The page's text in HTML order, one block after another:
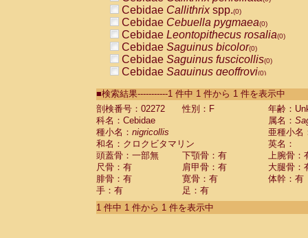
Cebidae Callithrixspp.(0)
Cebidae Cebuella pygmaea(0)
Cebidae Leontopithecus rosalia(0)
Cebidae Saguinus bicolor(0)
Cebidae Saguinus fuscicollis(0)
Cebidae Saguinus geoffroyi(0)
CebidaeSaguinus labiatus(0)
Cebidae Saguinus leucopus (0)
Cebidae
CebidaeSaguinus mystax
CebidaeSaguinus nigricollis (1)
Cebidae Saguinus oedipus
Cebidae Saguinus weddelli
Cebidae Saguinusspp.
Cebidae Aotus trivirgatus
Cebidae Cebus albifrons
■検索結果-----------1 件中 1 件から 1 件を表示中
剖検番号：02272
性別：F
年齢：
科名：Cebidae
属名：
種小名： nigricollis
亜種小名
和名：クロクビタマリン
英名：
頭蓋骨：一部無
下顎骨：有
上腕骨：
尺骨：有
肩甲骨：有
大腿骨：
腓骨：有
寛骨：有
体幹：有
手：有
足：有
1 件中 1 件から 1 件を表示中